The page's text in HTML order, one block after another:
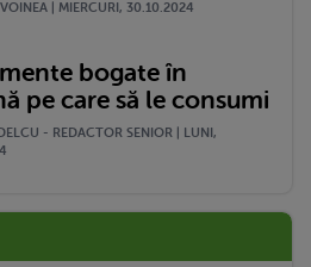
| MIERCURI, 30.10.2024
bogate în
pe care să le consumi
- REDACTOR SENIOR | LUNI,